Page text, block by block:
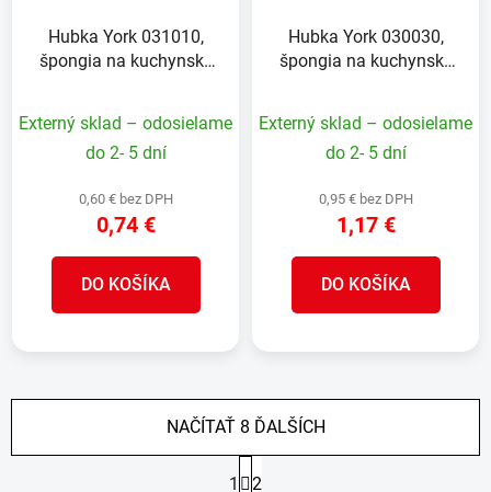
Hubka York 031010,
špongia na kuchynský
Externý sklad – odosielame
do 2- 5 dní
0,60 € bez DPH
0,74 €
DO KOŠÍKA
Hubka York 030030,
špongia na kuchynský
Externý sklad – odosielame
do 2- 5 dní
0,95 € bez DPH
1,17 €
DO KOŠÍKA
NAČÍTAŤ 8 ĎALŠÍCH
S
t
1 2